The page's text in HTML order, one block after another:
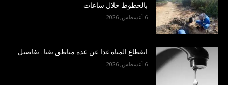
بالخطوط خلال ساعات
6 أغسطس, 2026
انقطاع المياه غدا عن عدة مناطق بقنا.. تفاصيل
6 أغسطس, 2026